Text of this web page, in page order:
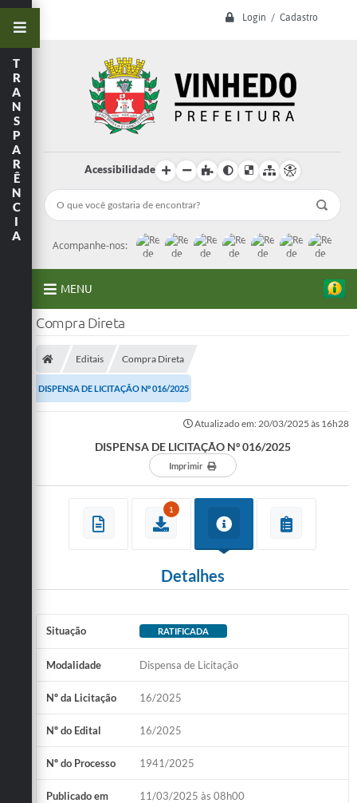
Login / Cadastro
Acessibilidade
Acompanhe-nos:
MENU
A Prefeitura
Secretarias
Telefones
Inclusão e Acessibilidade
Cidadão
Transporte Coletivo Municipal (Horários e
Itinerários)
Normas e Legislação
Diário Oficial
Defesa Civil
Convênios Terceiro Setor
T
R
A
N
S
P
A
R
Ê
N
C
I
A
Compra Direta
Editais Compra Direta
DISPENSA DE LICITAÇÃO Nº 016/2025
Atualizado em: 20/03/2025 às 16h28
DISPENSA DE LICITAÇÃO Nº 016/2025
Imprimir
1
Detalhes
Situação RATIFICADA
Modalidade Dispensa de Licitação
Nº da Licitação 16/2025
Nº do Edital 16/2025
Nº do Processo 1941/2025
Publicado em 11/03/2025 às 08h00